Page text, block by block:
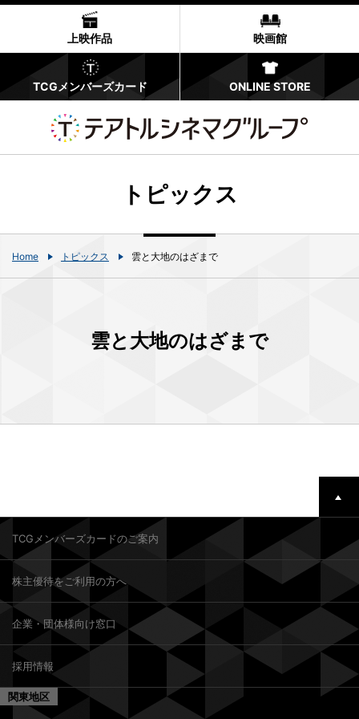
上映作品 映画館
TCGメンバーズカード ONLINE STORE
トピックス
Home トピックス 雲と大地のはざまで
雲と大地のはざまで
TCGメンバーズカードのご案内
株主優待をご利用の方へ
企業・団体様向け窓口
採用情報
関東地区